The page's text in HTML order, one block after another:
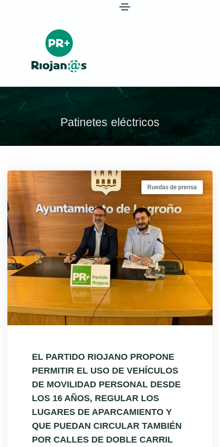
Patinetes eléctricos
Ruedas de prensa
EL PARTIDO RIOJANO PROPONE
PERMITIR EL USO DE VEHÍCULOS
DE MOVILIDAD PERSONAL DESDE
LOS 16 AÑOS, REGULAR LOS
LUGARES DE APARCAMIENTO Y
QUE PUEDAN CIRCULAR TAMBIÉN
POR CALLES DE DOBLE CARRIL